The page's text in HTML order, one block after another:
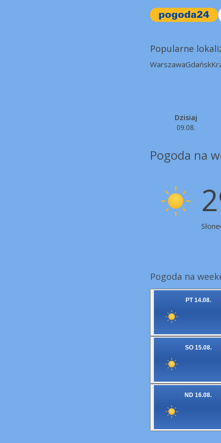
Popularne
WarszawaGdańsk
Dzisiaj
09.08.
Pogoda na
Pogoda na
PT 14.08.
SO 15.08.
ND 16.08.